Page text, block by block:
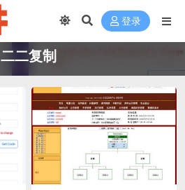
登录
二二复制